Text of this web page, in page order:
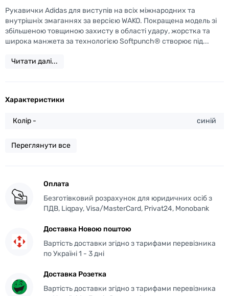
Рукавички Adidas для виступів на всіх міжнародних та
внутрішніх змаганнях за версією WAKO. Покращена модель зі
збільшеною товщиною захисту в області удару, жорстка та
широка манжета за технологією Softpunch® створює під...
Читати далі...
Характеристики
Колір - синій
Переглянути все
Оплата
Безготівковий розрахунок для юридичних осіб з
ПДВ, Liqpay, Visa/MasterCard, Privat24, Monobank
Доставка Новою поштою
Вартість доставки згідно з тарифами перевізника
по Україні 1 - 3 дні
Доставка Розетка
Вартість доставки згідно з тарифами перевізника